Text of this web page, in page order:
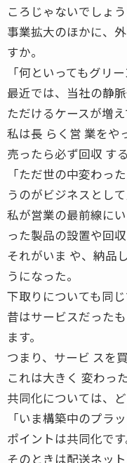
ころじゃないでしょ
事業拡大のほかに、
すか。
「何といってもグリ
最近では、当社の静
ただけるケースが増え
私は長 らく営 業をや
売ったら必ず回収 す
「ただ世の中変わっ
うのがビジネスとし
私が営業の最前線に
った製品の設置や回収
それがいま や、納品
うになった。
下取りについても同じ
昔はサービスだった
ます。
つまり、サービ スを
これは大きく 変わっ
共同化については、
「いま構築中のプラ
ポイントは共同化です
そのときは配送ネッ